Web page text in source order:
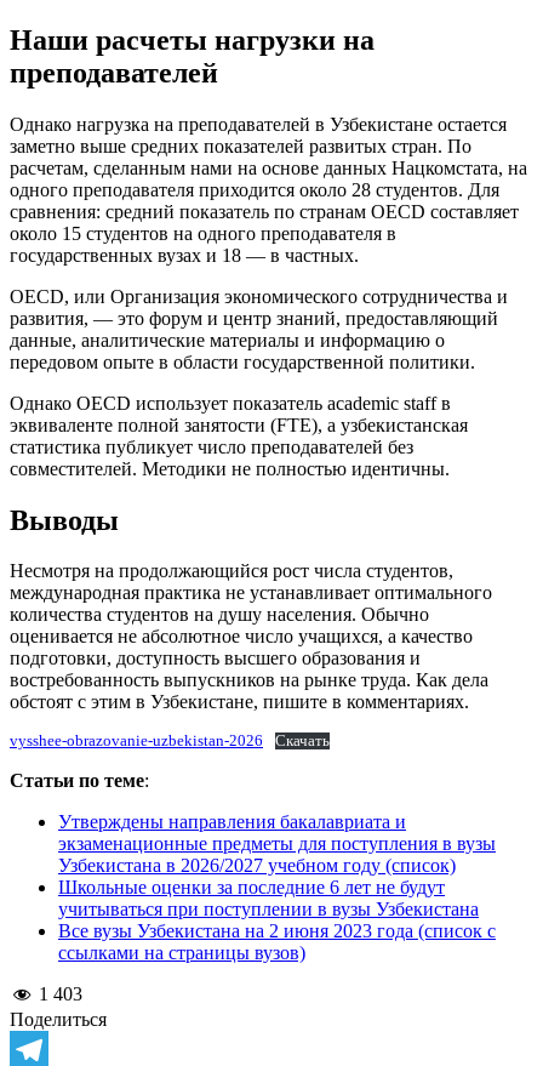
Наши расчеты нагрузки на
преподавателей
Однако нагрузка на преподавателей в Узбекистане остается
заметно выше средних показателей развитых стран. По
расчетам, сделанным нами на основе данных Нацкомстата, на
одного преподавателя приходится около 28 студентов. Для
сравнения: средний показатель по странам OECD составляет
около 15 студентов на одного преподавателя в
государственных вузах и 18 — в частных.
OECD, или Организация экономического сотрудничества и
развития, — это форум и центр знаний, предоставляющий
данные, аналитические материалы и информацию о
передовом опыте в области государственной политики.
Однако OECD использует показатель academic staff в
эквиваленте полной занятости (FTE), а узбекистанская
статистика публикует число преподавателей без
совместителей. Методики не полностью идентичны.
Выводы
Несмотря на продолжающийся рост числа студентов,
международная практика не устанавливает оптимального
количества студентов на душу населения. Обычно
оценивается не абсолютное число учащихся, а качество
подготовки, доступность высшего образования и
востребованность выпускников на рынке труда. Как дела
обстоят с этим в Узбекистане, пишите в комментариях.
vysshee-obrazovanie-uzbekistan-2026 Скачать
Статьи по теме:
Утверждены направления бакалавриата и
экзаменационные предметы для поступления в вузы
Узбекистана в 2026/2027 учебном году (список)
Школьные оценки за последние 6 лет не будут
учитываться при поступлении в вузы Узбекистана
Все вузы Узбекистана на 2 июня 2023 года (список с
ссылками на страницы вузов)
1 403
Поделиться